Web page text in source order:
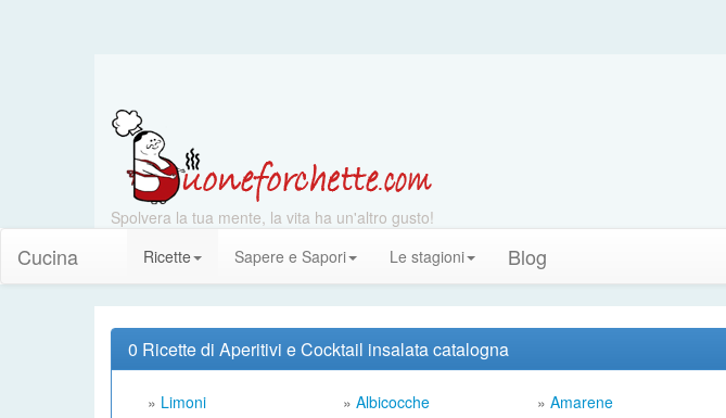
Spolvera la tua mente, la vita ha un'altro gusto!
Cucina Ricette Sapere e Sapori Le stagioni Blog
0 Ricette di Aperitivi e Cocktail insalata catalogna
» Limoni » Albicocche » Amarene